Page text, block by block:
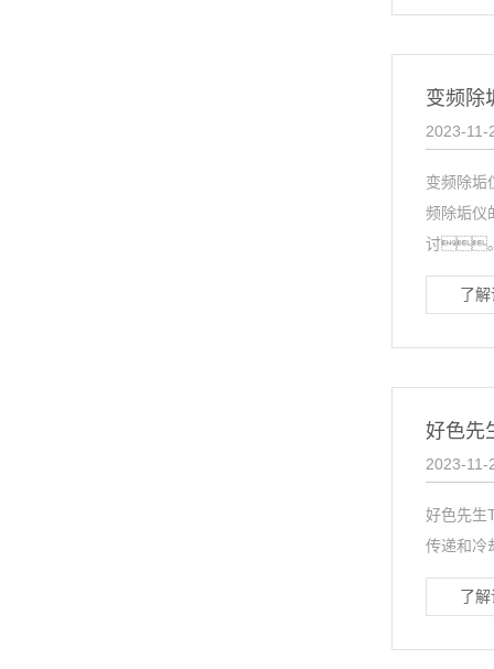
变频
2023-11-
变频除
频除垢
讨
了
好色
2023-11-
好色先
传递和
了